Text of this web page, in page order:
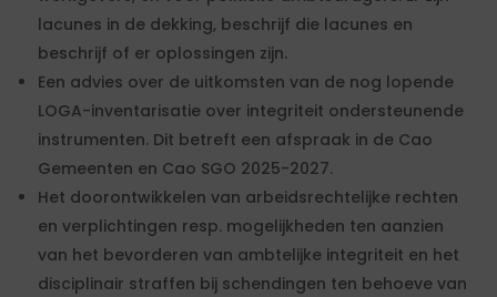
lacunes in de dekking, beschrijf die lacunes en
beschrijf of er oplossingen zijn.
Een advies over de uitkomsten van de nog lopende
LOGA-inventarisatie over integriteit ondersteunende
instrumenten. Dit betreft een afspraak in de Cao
Gemeenten en Cao SGO 2025-2027.
Het doorontwikkelen van arbeidsrechtelijke rechten
en verplichtingen resp. mogelijkheden ten aanzien
van het bevorderen van ambtelijke integriteit en het
disciplinair straffen bij schendingen ten behoeve van